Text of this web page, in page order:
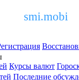
smi.mobi
Курсы валют
Последние